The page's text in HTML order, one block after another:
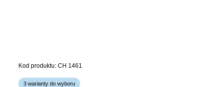
Kod produktu: CH 1461
3 warianty do wyboru